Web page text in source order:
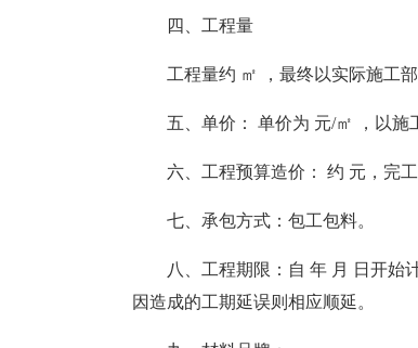
四、工程量
工程量约 ㎡ ，最终以实际施工
五、单价： 单价为 元/㎡ ，以施
六、工程预算造价： 约 元，完
七、承包方式：包工包料。
八、工程期限：自 年 月 日开始
因造成的工期延误则相应顺延。